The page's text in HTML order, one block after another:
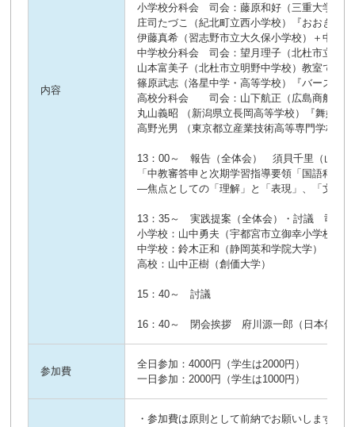
内容
小学校分科会 司会：藤原和好（三重大学名
庄司たづこ（紀北町立西小学校）『おおきな
伊藤真希（習志野市立大久保小学校）＋中村
中学校分科会 司会：望月理子（北杜市立須
山本富美子（北杜市立明野中学校）教室で読
篠原武志（洛星中学・高等学校）『バースデ
高校分科会 司会：山下航正（広島商船高等
丸山義昭 （新潟県立長岡高等学校）『舞姫
高野光男 （東京都立産業技術高等専門学校）
13：00～ 報告（全体会） 須貝千里（山梨
「中教審答申と次期学習指導要領「国語科」
―焦点としての「理解」と「表現」、「文」
13：35～ 実践提案（全体会）・討議 司会
小学校：山中勇夫（宇都宮市立御幸小学校）
中学校：鈴木正和（静岡英和学院大学）「芥
高校：山中正樹（創価大学）
15：40～ 討議
16：40～ 閉会挨拶 府川源一郎（日本体育
参加費
全日参加：4000円（学生は2000円）
一日参加：2000円（学生は1000円）
・参加費は原則として前納でお願いします。